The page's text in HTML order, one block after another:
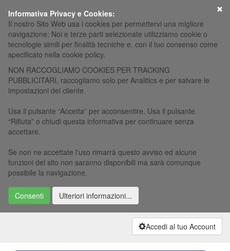
Informativa Privacy e Cookies:
Il nostro Sito Web usa i cookies per permettervi una migliore
navigazione: Noi e terze parti selezionate utilizziamo cookie o
tecnologie simili per finalità tecniche e, con il tuo consenso come
specificato nella cookie policy.
NON RACCOGLIAMO COOKIES PER TRACKING
PUBBLICITARI, raccogliamo solo per Analitics e per salvare le
impostazioni del cliente.
Usa il pulsante “Accetta” per acconsentire. Usa il pulsante
“Rifiuta” o chiudi questa informativa per continuare senza
accettare.
Se non ne accettate l'uso rimarrà questo avviso ed alcune
funzioni del sito non saranno disponibili ma sarà comunque
possibile la navigazione.
Consenti Ulteriori informazioni...
×
Accedi al tuo Account